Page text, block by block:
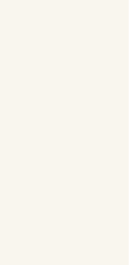
de Ferradura